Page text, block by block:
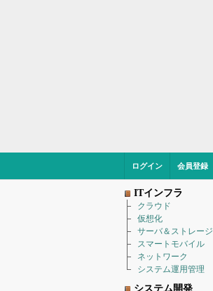
ログイン 会員登録
ITインフラ
クラウド
仮想化
サーバ＆ストレージ
スマートモバイル
ネットワーク
システム運用管理
システム開発